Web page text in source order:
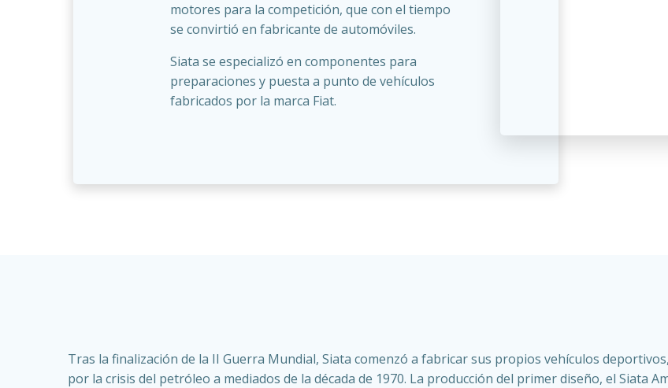
motores para la competición, que con el tiempo
se convirtió en fabricante de automóviles.
Siata se especializó en componentes para
preparaciones y puesta a punto de vehículos
fabricados por la marca Fiat.
Tras la finalización de la II Guerra Mundial, Siata comenzó a fabricar sus propios vehículos
por la crisis del petróleo a mediados de la década de 1970. La producción del primer diseño, el Siata